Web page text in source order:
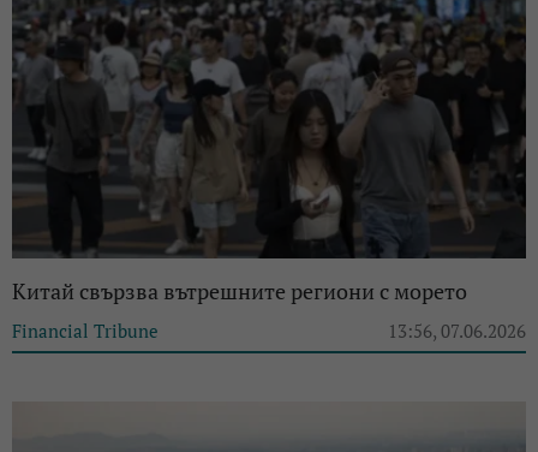
Китай свързва вътрешните региони с морето
Financial Tribune 13:56, 07.06.2026